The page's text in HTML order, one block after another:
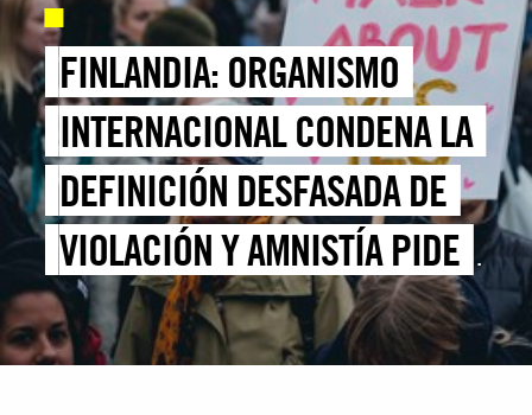
FINLANDIA: ORGANISMO
INTERNACIONAL CONDENA LA
DEFINICIÓN DESFASADA DE
VIOLACIÓN Y AMNISTÍA PIDE
LA REFORMA DE LA
LEGISLACIÓN SOBRE